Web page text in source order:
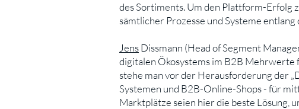
des Sortiments. Um den Plattform-Erfolg
sämtlicher Prozesse und Systeme
JensDissmann (Head of Segment
digitalen Ökosystems im B2B Mehrwerte
stehe man vor der Herausforderung der
Systemen und B2B-Online-Shops - für
Marktplätze seien hier die beste Lösung,